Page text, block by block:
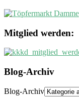
Mitglied werden:
Blog-Archiv
Blog-Archiv